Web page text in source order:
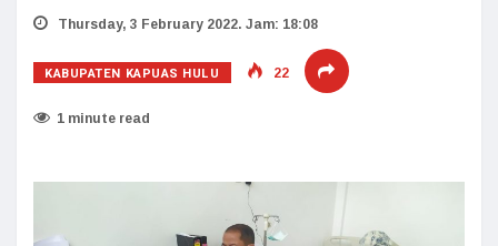
Thursday, 3 February 2022. Jam: 18:08
KABUPATEN KAPUAS HULU 22
1 minute read